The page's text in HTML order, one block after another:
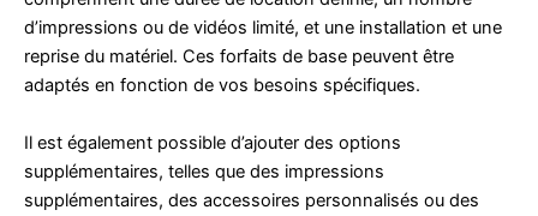
d’impressions ou de vidéos limité, et une installation et une
reprise du matériel. Ces forfaits de base peuvent être
adaptés en fonction de vos besoins spécifiques.
Il est également possible d’ajouter des options
supplémentaires, telles que des impressions
supplémentaires, des accessoires personnalisés ou des